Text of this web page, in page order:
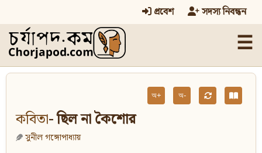
প্রবেশ সদস্য নিবন্ধন
☰
অ+ অ-
কবিতা- ছিল না কৈশোর
সুনীল গঙ্গোপাধ্যায়